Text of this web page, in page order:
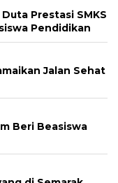
Prestasi SMKS
Pendidikan
Jalan Sehat
Beri Beasiswa